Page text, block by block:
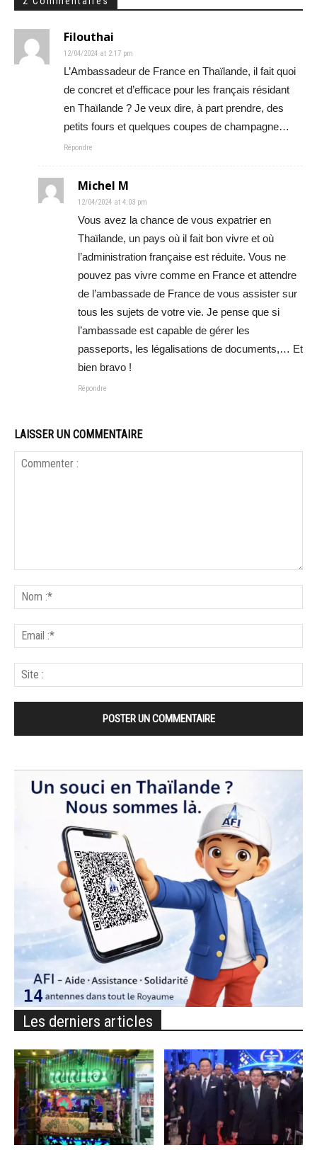
Filouthai
12/04/2024 at 2:17 pm
L’Ambassadeur de France en Thaïlande, il fait quoi
de concret et d’efficace pour les français résidant
en Thaïlande ? Je veux dire, à part prendre, des
petits fours et quelques coupes de champagne…
Répondre
Michel M
12/04/2024 at 4:03 pm
Vous avez la chance de vous expatrier en
Thaïlande, un pays où il fait bon vivre et où
l’administration française est réduite. Vous ne
pouvez pas vivre comme en France et attendre
de l’ambassade de France de vous assister sur
tous les sujets de votre vie. Je pense que si
l’ambassade est capable de gérer les
passeports, les légalisations de documents,… Et
bien bravo !
Répondre
LAISSER UN COMMENTAIRE
Les derniers articles